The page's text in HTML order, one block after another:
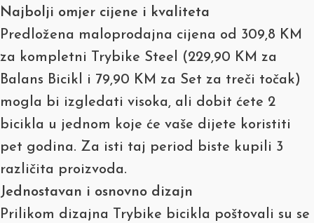
Najbolji omjer cijene i kvaliteta
Predložena maloprodajna cijena od 309,8 KM
za kompletni Trybike Steel (229,90 KM za
Balans Bicikl i 79,90 KM za Set za treči točak)
mogla bi izgledati visoka, ali dobit ćete 2
bicikla u jednom koje će vaše dijete koristiti
pet godina. Za isti taj period biste kupili 3
različita proizvoda.
Jednostavan i osnovno dizajn
Prilikom dizajna Trybike bicikla poštovali su se